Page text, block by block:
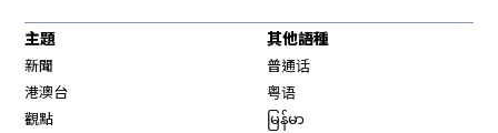
主題
新聞
港澳台
觀點
其他語種
普通话
粤语
မြန်မာ